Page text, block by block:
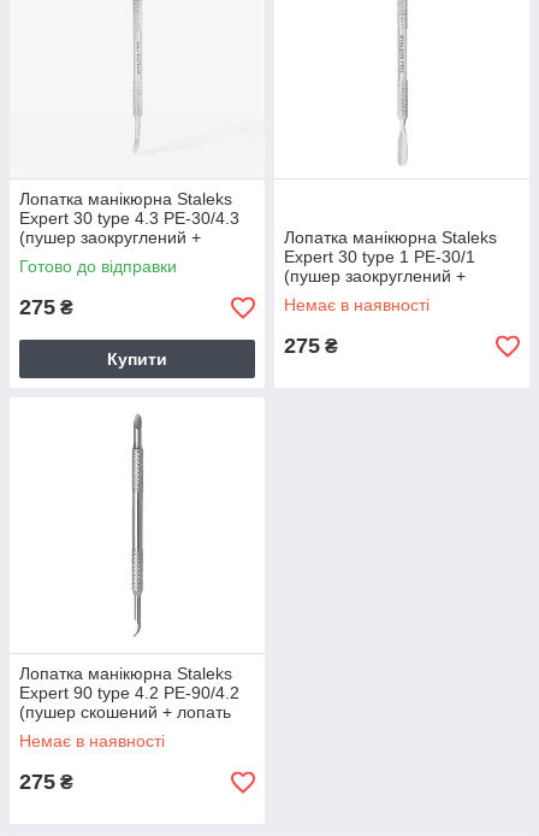
Лопатка манікюрна Staleks
Expert 30 type 4.3 PE-30/4.3
(пушер заокруглений +
лопать відігнута, для шульги)
Готово до відправки
275 ₴
Купити
Лопатка манікюрна Staleks
Expert 30 type 1 PE-30/1
(пушер заокруглений +
відігнута лопасть)
Немає в наявності
275 ₴
Лопатка манікюрна Staleks
Expert 90 type 4.2 PE-90/4.2
(пушер скошений + лопать
відігнута)
Немає в наявності
275 ₴